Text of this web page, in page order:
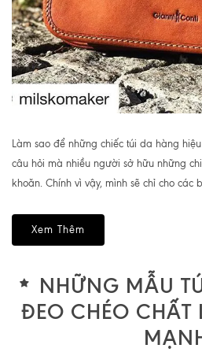
Làm sao để những chiếc túi da hàng
câu hỏi mà nhiều người sở hữu những
khoăn. Chính vì vậy, mình sẽ chỉ cho các
Xem Thêm
NHỮNG MẪU
ĐEO CHÉO CHẤT